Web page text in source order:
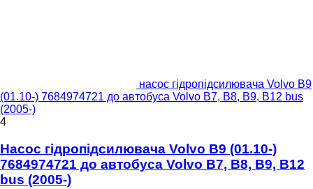
насос гідропідсилювача Volvo B9
(01.10-) 7684974721 до автобуса Volvo B7, B8, B9, B12 bus
(2005-)
4
Насос гідропідсилювача Volvo B9 (01.10-)
7684974721 до автобуса Volvo B7, B8, B9, B12
bus (2005-)